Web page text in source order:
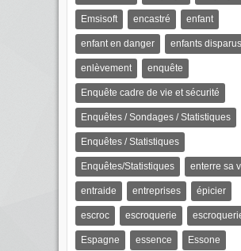
Emsisoft encastré enfant
enfant en danger enfants disparus
enlèvement enquête
Enquête cadre de vie et sécurité
Enquêtes / Sondages / Statistiques
Enquêtes / Statistiques
Enquêtes/Statistiques enterre sa
entraide entreprises épicier
escroc escroquerie
Espagne essence Essone